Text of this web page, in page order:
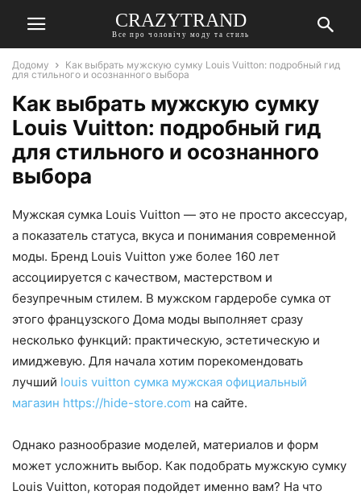
CRAZYTRAND
Все про чоловічу моду та стиль
Додому
Как выбрать мужскую сумку Louis Vuitton: подробный гид
для стильного и осознанного выбора
Как выбрать мужскую сумку
Louis Vuitton: подробный гид
для стильного и осознанного
выбора
Мужская сумка Louis Vuitton — это не просто аксессуар,
а показатель статуса, вкуса и понимания современной
моды. Бренд Louis Vuitton уже более 160 лет
ассоциируется с качеством, мастерством и
безупречным стилем. В мужском гардеробе сумка от
этого французского Дома моды выполняет сразу
несколько функций: практическую, эстетическую и
имиджевую. Для начала хотим порекомендовать
лучший louis vuitton сумка мужская официальный
магазин https://hide-store.com на сайте.
Однако разнообразие моделей, материалов и форм
может усложнить выбор. Как подобрать мужскую сумку
Louis Vuitton, которая подойдет именно вам? На что